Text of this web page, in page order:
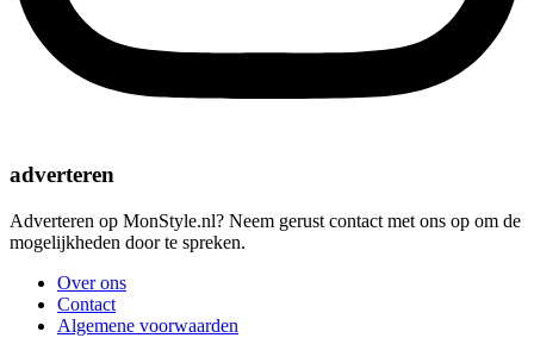
adverteren
Adverteren op MonStyle.nl? Neem gerust contact met ons op om de
mogelijkheden door te spreken.
Over ons
Contact
Algemene voorwaarden